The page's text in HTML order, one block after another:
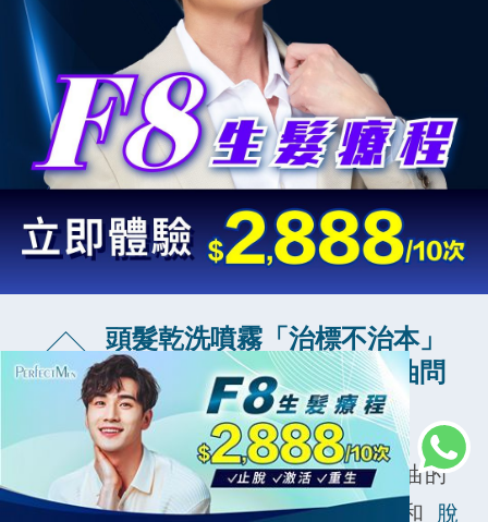
7
頭髮乾洗噴霧「治標不治本」
用「它」幫你長遠改善頭油問
題！
儘管頭髮乾洗噴霧能暫時緩解頭髮出油的
困擾，但如果想真正 改善頭皮出油 和 脫